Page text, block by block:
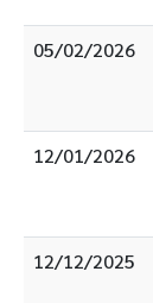
05/02/2026
12/01/2026
12/12/2025